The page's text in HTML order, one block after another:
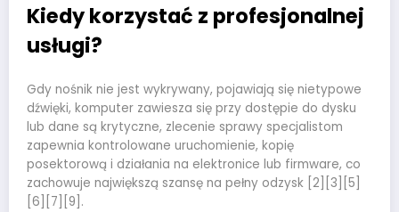
Kiedy korzystać z profesjonalnej
usługi?
Gdy nośnik nie jest wykrywany, pojawiają się nietypowe
dźwięki, komputer zawiesza się przy dostępie do dysku
lub dane są krytyczne, zlecenie sprawy specjalistom
zapewnia kontrolowane uruchomienie, kopię
posektorową i działania na elektronice lub firmware, co
zachowuje największą szansę na pełny odzysk [2][3][5]
[6][7][9].